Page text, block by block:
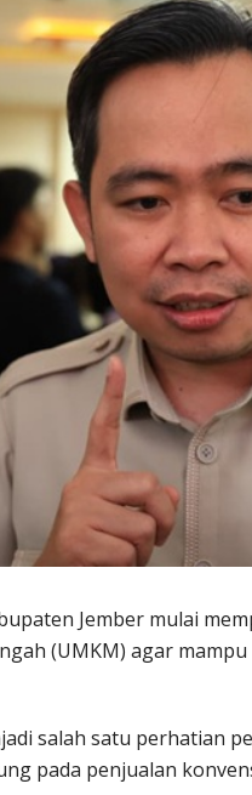
Jember mulai
(UMKM) agar
salah satu perhatian
pada penjualan